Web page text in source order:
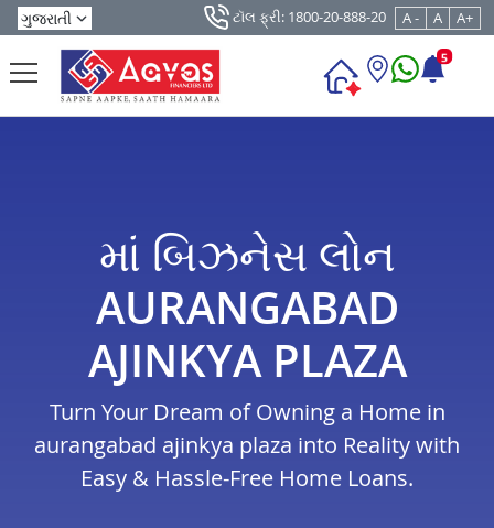
ટૉલ ફ્રી: 1800-20-888-20 A - A A+
5
માં બિઝનેસ લોન
AURANGABAD
AJINKYA PLAZA
Turn Your Dream of Owning a Home in
aurangabad ajinkya plaza into Reality with
Easy & Hassle-Free Home Loans.